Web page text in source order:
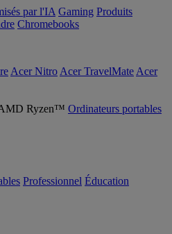
par l'IA Gaming Produits
Chromebooks
Acer Nitro Acer TravelMate Acer
Ordinateurs portables
Professionnel Éducation